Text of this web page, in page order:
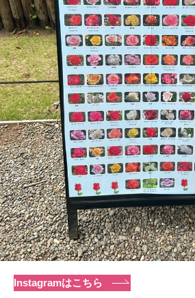
Instagramはこちら